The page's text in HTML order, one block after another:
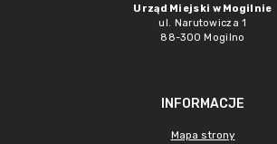
Urząd Miejski w Mogilnie
ul. Narutowicza 1
88-300 Mogilno
INFORMACJE
Mapa strony